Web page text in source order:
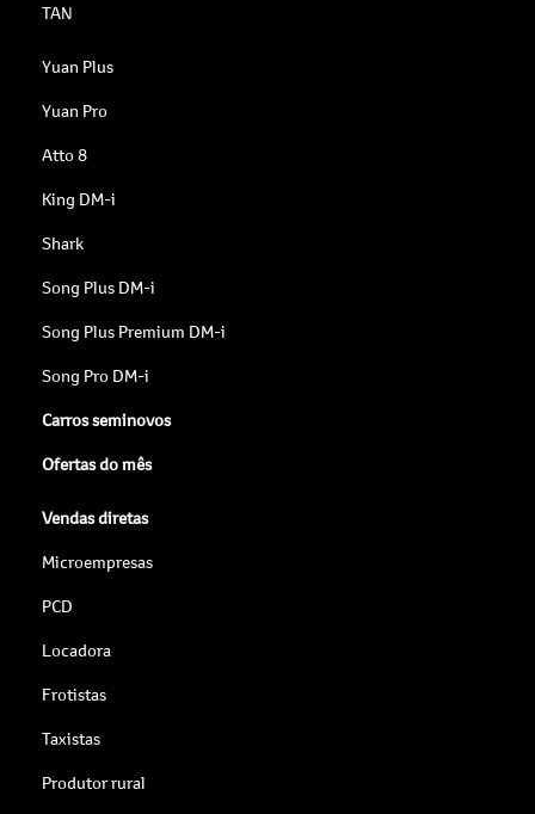
TAN
Yuan Plus
Yuan Pro
Atto 8
King DM-i
Shark
Song Plus DM-i
Song Plus Premium DM-i
Song Pro DM-i
Carros seminovos
Ofertas do mês
Vendas diretas
Microempresas
PCD
Locadora
Frotistas
Taxistas
Produtor rural